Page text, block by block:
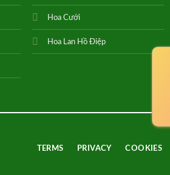
Hoa Cưới
Hoa Lan Hồ Điệp
TERMS PRIVACY COOKIES